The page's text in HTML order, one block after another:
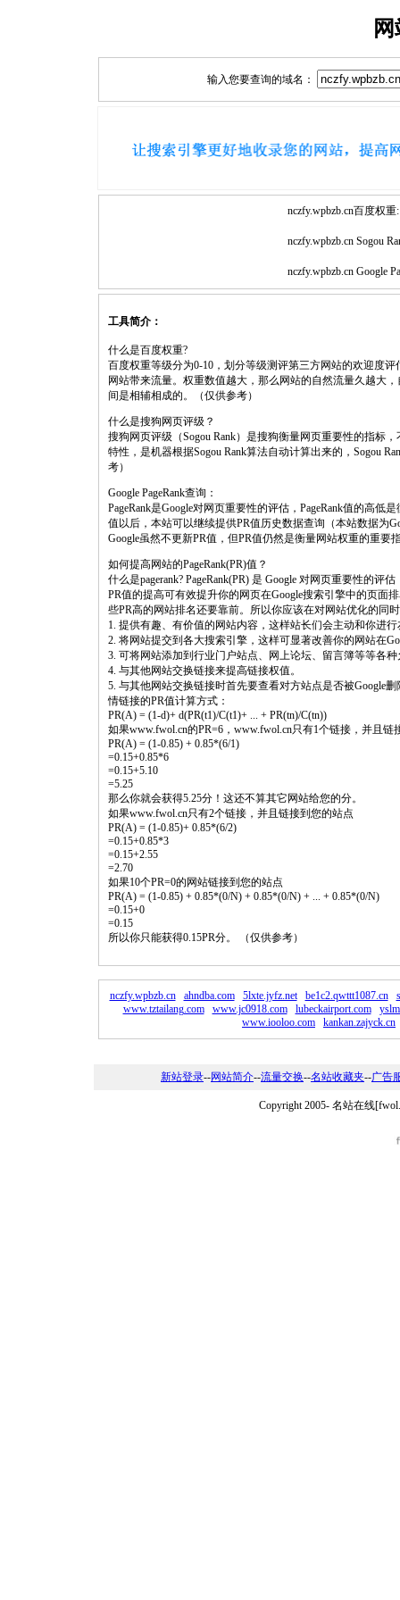
输入您要查询的域名：
nczfy.wpbzb.cn百度权重:
nczfy.wpbzb.cn Sogou
nczfy.wpbzb.cn Google
工具简介：
什么是百度权重?
百度权重等级分为0-10，划分等级测评第三方网站的欢迎度
网站带来流量。权重数值越大，那么网站的自然流量久越大
间是相辅相成的。（仅供参考）
什么是搜狗网页评级？
搜狗网页评级（Sogou Rank）是搜狗衡量网页重要性的指标
特性，是机器根据Sogou Rank算法自动计算出来的，Sogou
考）
Google PageRank查询：
PageRank是Google对网页重要性的评估，PageRank值的高
值以后，本站可以继续提供PR值历史数据查询（本站数据为
Google虽然不更新PR值，但PR值仍然是衡量网站权重的重要
如何提高网站的PageRank(PR)值？
什么是pagerank? PageRank(PR) 是 Google 对网页重要性的评估
PR值的提高可有效提升你的网页在Google搜索引擎中的页面
些PR高的网站排名还要靠前。所以你应该在对网站优化的同
1. 提供有趣、有价值的网站内容，这样站长们会主动和你进
2. 将网站提交到各大搜索引擎，这样可显著改善你的网站在
3. 可将网站添加到行业门户站点、网上论坛、留言簿等等各
4. 与其他网站交换链接来提高链接权值。
5. 与其他网站交换链接时首先要查看对方站点是否被Google
情链接的PR值计算方式：
PR(A) = (1-d)+ d(PR(t1)/C(t1)+ ... + PR(tn)/C(tn))
如果www.fwol.cn的PR=6，www.fwol.cn只有1个链接，并且链
PR(A) = (1-0.85) + 0.85*(6/1)
=0.15+0.85*6
=0.15+5.10
=5.25
那么你就会获得5.25分！这还不算其它网站给您的分。
如果www.fwol.cn只有2个链接，并且链接到您的站点
PR(A) = (1-0.85)+ 0.85*(6/2)
=0.15+0.85*3
=0.15+2.55
=2.70
如果10个PR=0的网站链接到您的站点
PR(A) = (1-0.85) + 0.85*(0/N) + 0.85*(0/N) + ... + 0.85*(0/N)
=0.15+0
=0.15
所以你只能获得0.15PR分。 （仅供参考）
nczfy.wpbzb.cn ahndba.com 5lxte.jyfz.net be1c2.qwttt1087.cn
www.tztailang.com
www.jc0918.com lubeckairport.com
www.iooloo.com
kankan.zajyck.cn
新站登录--网站简介--流量交换--名站收藏夹--广告
Copyright 2005- 名站在线